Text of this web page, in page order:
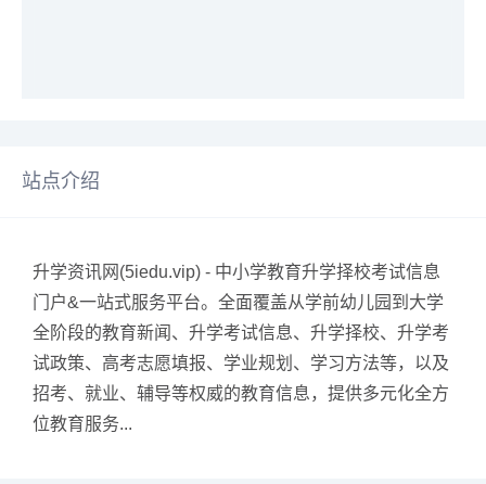
站点介绍
升学资讯网(5iedu.vip) - 中小学教育升学择校考试信息
门户&一站式服务平台。全面覆盖从学前幼儿园到大学
全阶段的教育新闻、升学考试信息、升学择校、升学考
试政策、高考志愿填报、学业规划、学习方法等，以及
招考、就业、辅导等权威的教育信息，提供多元化全方
位教育服务...